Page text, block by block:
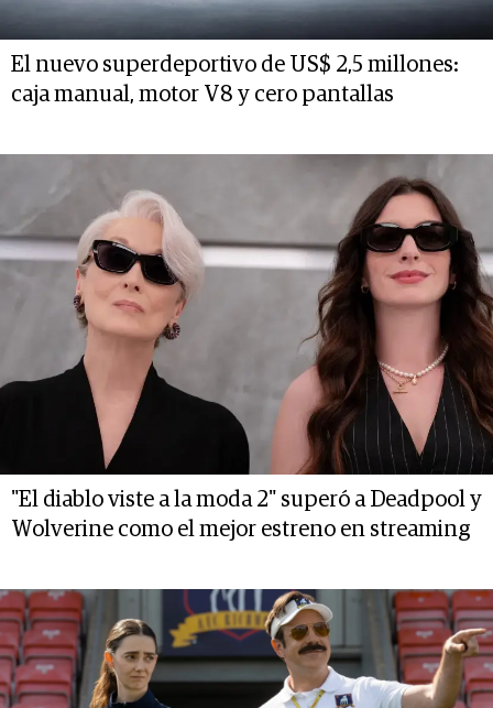
El nuevo superdeportivo de US$ 2,5 millones:
caja manual, motor V8 y cero pantallas
"El diablo viste a la moda 2" superó a Deadpool y
Wolverine como el mejor estreno en streaming